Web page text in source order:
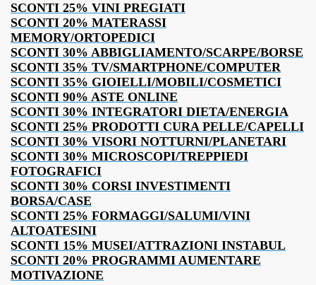
SCONTI 25% VINI PREGIATI
SCONTI 20% MATERASSI
MEMORY/ORTOPEDICI
SCONTI 30% ABBIGLIAMENTO/SCARPE/BORSE
SCONTI 35% TV/SMARTPHONE/COMPUTER
SCONTI 35% GIOIELLI/MOBILI/COSMETICI
SCONTI 90% ASTE ONLINE
SCONTI 30% INTEGRATORI DIETA/ENERGIA
SCONTI 25% PRODOTTI CURA PELLE/CAPELLI
SCONTI 30% VISORI NOTTURNI/PLANETARI
SCONTI 30% MICROSCOPI/TREPPIEDI
FOTOGRAFICI
SCONTI 30% CORSI INVESTIMENTI
BORSA/CASE
SCONTI 25% FORMAGGI/SALUMI/VINI
ALTOATESINI
SCONTI 15% MUSEI/ATTRAZIONI INSTABUL
SCONTI 20% PROGRAMMI AUMENTARE
MOTIVAZIONE